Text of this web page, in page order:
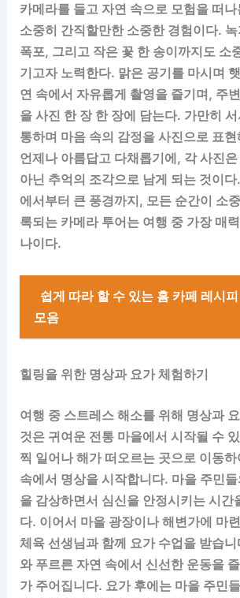
카메라를 들고 자연 속으로 모험을 떠
소중히 간직할만한 소중한 경험이다.
폭포, 그리고 작은 꽃 한 송이까지도 소
기고자 노력한다. 맑은 공기를 마시며
연 속에서 자유롭게 촬영을 즐기며, 주
을 사진 한 장 한 장에 담는다. 가만히
통하며 마음 속의 감정을 사진으로 표
언제나 아름답고 다채롭기에, 각 사진
아닌 추억의 조각으로 남게 되는 것이
에서부터 큰 풍경까지, 모든 순간이 소
록되는 카메라 투어는 여행 중 가장 매
나이다.
쉽게 따라 할 수 있는 홈 카페 레시피
모음
힐링을 위한 명상과 요가 체험하기
여행 중 스트레스 해소를 위해 명상과
것은 귀여운 전통 마을에서 시작될 수
찍 일어나 해가 떠오르는 곳으로 이동
속에서 명상을 시작합니다. 마을 주민
을 감상하면서 심신을 안정시키는 시간
다. 이어서 마을 광장이나 해변가에 마
체육 선생님과 함께 요가 수업을 받습
와 푸르른 자연 속에서 신선한 운동을
가 주어집니다. 요가 후에는 마을 주민